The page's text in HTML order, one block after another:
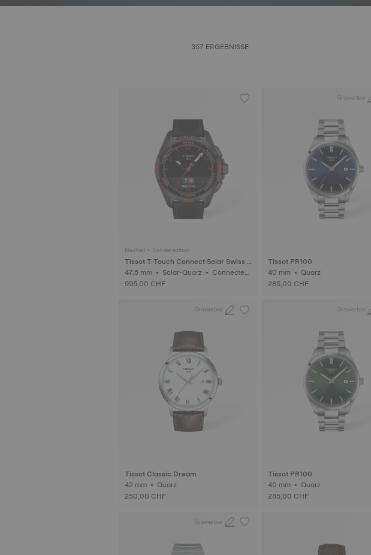
357 ERGEBNISSE
Neuheit • Sonderedition
Tissot T-Touch Connect Solar Swiss E
dition
47.5 mm • Solar-Quarz • Connected,
taktil • Keramik
995,00 CHF
Gravierbar
Tissot PR100
40 mm • Quarz
285,00 CHF
Gravierbar
Tissot Classic Dream
42 mm • Quarz
250,00 CHF
Gravierbar
Tissot PR100
40 mm • Quarz
285,00 CHF
Gravierbar